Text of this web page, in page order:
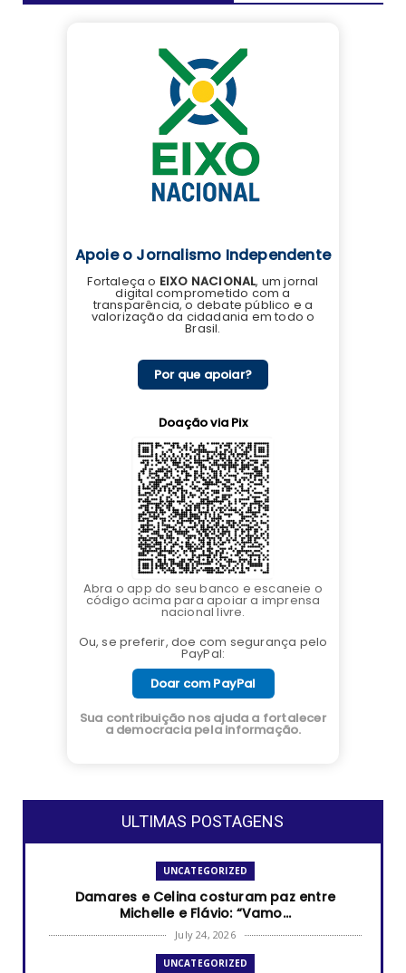
Apoie o Jornalismo Independente
Fortaleça o EIXO NACIONAL, um jornal
digital comprometido com a
transparência, o debate público e a
valorização da cidadania em todo o
Brasil.
Por que apoiar?
Doação via Pix
Abra o app do seu banco e escaneie o
código acima para apoiar a imprensa
nacional livre.
Ou, se preferir, doe com segurança pelo
PayPal:
Doar com PayPal
Sua contribuição nos ajuda a fortalecer
a democracia pela informação.
ULTIMAS POSTAGENS
UNCATEGORIZED
Damares e Celina costuram paz entre
Michelle e Flávio: “Vamo...
July 24, 2026
UNCATEGORIZED